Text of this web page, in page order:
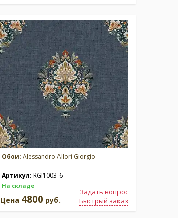
Обои: Alessandro Allori Giorgio
Артикул: RGI1003-6
На складе
Задать вопрос
Быстрый заказ
Цена 4800 руб.